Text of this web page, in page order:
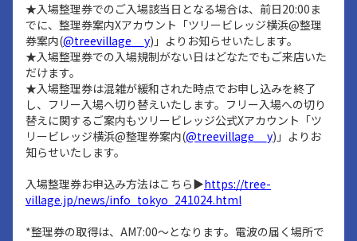
★入場整理券でのご入場該当日となる場合は、前日20:00ま
でに、整理券案内Xアカウント「ツリービレッジ横浜@整理
券案内(@treevillage__y)」よりお知らせいたします。
★入場整理券での入場規制がない日はどなたでもご来店いた
だけます。
★入場整理券は混雑が緩和された時点でお申し込みを終了
し、フリー入場へ切り替えいたします。フリー入場への切り
替えに関するご案内もツリービレッジ公式Xアカウント「ツ
リービレッジ横浜@整理券案内(@treevillage__y)」よりお
知らせいたします。
入場整理券お申込み方法はこちら▶https://tree-
village.jp/news/info_tokyo_241024.html
*整理券の取得は、AM7:00～となります。電波の届く場所で